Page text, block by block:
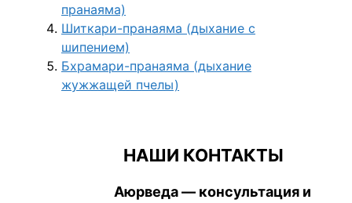
пранаяма)
Шиткари-пранаяма (дыхание с
шипением)
Бхрамари-пранаяма (дыхание
жужжащей пчелы)
НАШИ КОНТАКТЫ
Аюрведа — консультация и